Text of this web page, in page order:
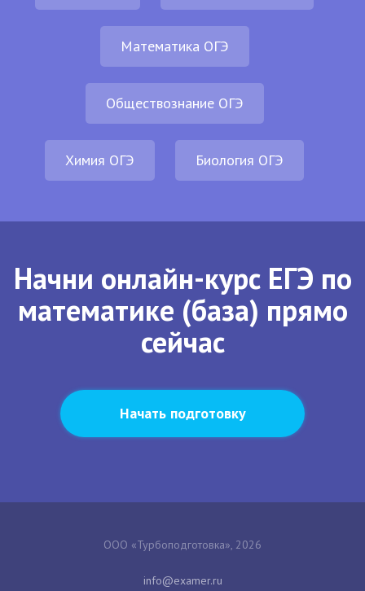
Математика ОГЭ
Обществознание ОГЭ
Химия ОГЭ Биология ОГЭ
Начни онлайн-курс ЕГЭ по
математике (база) прямо
сейчас
Начать подготовку
ООО «Турбоподготовка», 2026